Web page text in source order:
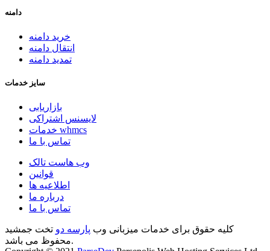
دامنه
خرید دامنه
انتقال دامنه
تمدید دامنه
سایز خدمات
بازاریابی
لایسنس اشتراکی
خدمات whmcs
تماس با ما
وب هاست تالک
قوانین
اطلاعیه ها
درباره ما
تماس با ما
کلیه حقوق برای خدمات میزبانی وب پارسه دو تخت جمشید
محفوظ می باشد.